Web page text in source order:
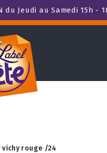
du Jeudi au Samedi 15h
rouge /24